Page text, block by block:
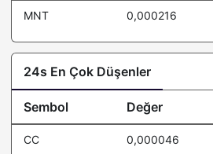
MNT 0,000216
24s En Çok Düşenler
Sembol Değer
CC 0,000046